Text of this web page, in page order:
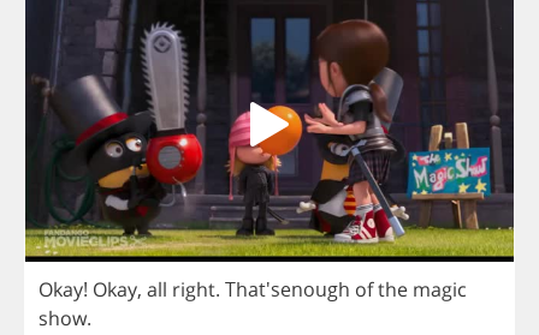
Okay! Okay, all right. That'senough ofthe magic
show.